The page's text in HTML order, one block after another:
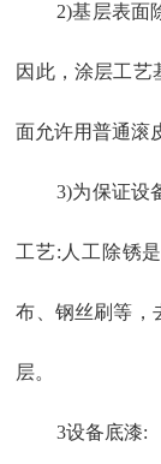
2)基层表面
因此，涂层工艺
面允许用普通滚
3)为保证设
工艺:人工除锈
布、钢丝刷等，
层。
3设备底漆: